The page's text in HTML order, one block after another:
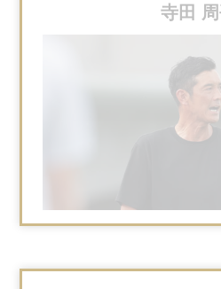
寺田